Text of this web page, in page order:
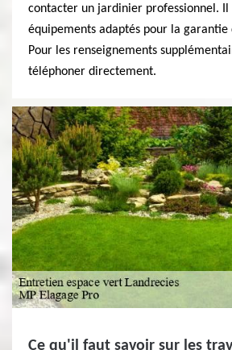
contacter un jardinier professionnel. Il
équipements adaptés pour la
Pour les renseignements
téléphoner directement.
Ce qu'il faut savoir sur les